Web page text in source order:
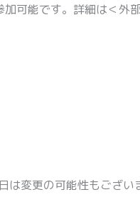
可能です。詳細は＜外
変更の可能性もござい